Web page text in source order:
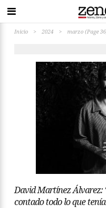
Inicio > 2024 > marzo (Page
David Martínez Álvarez:
contado todo lo que